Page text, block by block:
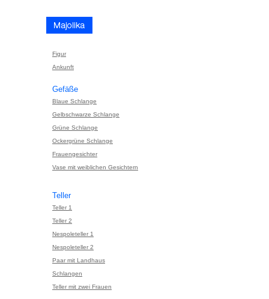
Figur
Ankunft
Gefäße
Blaue Schlange
Gelbschwarze Schlange
Grüne Schlange
Ockergrüne Schlange
Frauengesichter
Vase mit weiblichen Gesichtern
Teller
Teller 1
Teller 2
Nespoleteller 1
Nespoleteller 2
Paar mit Landhaus
Schlangen
Teller mit zwei Frauen